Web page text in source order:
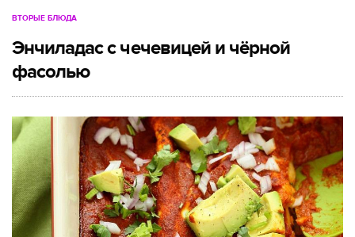
ВТОРЫЕ БЛЮДА
Энчиладас с чечевицей и чёрной
фасолью